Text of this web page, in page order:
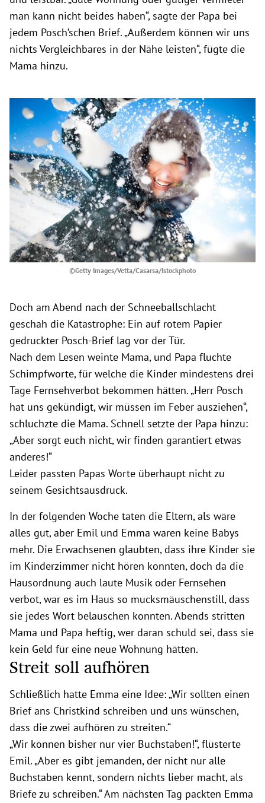
man kann nicht beides haben“, sagte der Papa bei
jedem Posch’schen Brief. „Außerdem können wir uns
nichts Vergleichbares in der Nähe leisten“, fügte die
Mama hinzu.
©Getty Images/Vetta/Casarsa/Istockphoto
Doch am Abend nach der Schneeballschlacht
geschah die Katastrophe: Ein auf rotem Papier
gedruckter Posch-Brief lag vor der Tür.
Nach dem Lesen weinte Mama, und Papa fluchte
Schimpfworte, für welche die Kinder mindestens drei
Tage Fernsehverbot bekommen hätten. „Herr Posch
hat uns gekündigt, wir müssen im Feber ausziehen“,
schluchzte die Mama. Schnell setzte der Papa hinzu:
„Aber sorgt euch nicht, wir finden garantiert etwas
anderes!“
Leider passten Papas Worte überhaupt nicht zu
seinem Gesichtsausdruck.
In der folgenden Woche taten die Eltern, als wäre
alles gut, aber Emil und Emma waren keine Babys
mehr. Die Erwachsenen glaubten, dass ihre Kinder sie
im Kinderzimmer nicht hören konnten, doch da die
Hausordnung auch laute Musik oder Fernsehen
verbot, war es im Haus so mucksmäuschenstill, dass
sie jedes Wort belauschen konnten. Abends stritten
Mama und Papa heftig, wer daran schuld sei, dass sie
kein Geld für eine neue Wohnung hätten.
Streit soll aufhören
Schließlich hatte Emma eine Idee: „Wir sollten einen
Brief ans Christkind schreiben und uns wünschen,
dass die zwei aufhören zu streiten.“
„Wir können bisher nur vier Buchstaben!“, flüsterte
Emil. „Aber es gibt jemanden, der nicht nur alle
Buchstaben kennt, sondern nichts lieber macht, als
Briefe zu schreiben.“ Am nächsten Tag packten Emma